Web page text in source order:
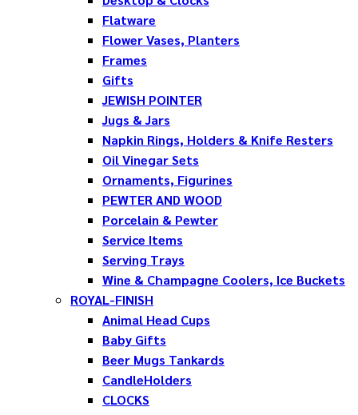
Flatware
Flower Vases, Planters
Frames
Gifts
JEWISH POINTER
Jugs & Jars
Napkin Rings, Holders & Knife Resters
Oil Vinegar Sets
Ornaments, Figurines
PEWTER AND WOOD
Porcelain & Pewter
Service Items
Serving Trays
Wine & Champagne Coolers, Ice Buckets
ROYAL-FINISH
Animal Head Cups
Baby Gifts
Beer Mugs Tankards
CandleHolders
CLOCKS